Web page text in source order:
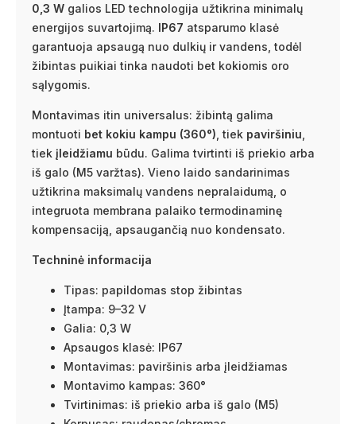
0,3 W galios LED technologija užtikrina minimalų
energijos suvartojimą. IP67 atsparumo klasė
garantuoja apsaugą nuo dulkių ir vandens, todėl
žibintas puikiai tinka naudoti bet kokiomis oro
sąlygomis.
Montavimas itin universalus: žibintą galima
montuoti bet kokiu kampu (360°) , tiek paviršiniu
tiek įleidžiamu būdu. Galima tvirtinti iš priekio arba
iš galo (M5 varžtas). Vieno laido sandarinimas
užtikrina maksimalų vandens nepralaidumą, o
integruota membrana palaiko termodinaminę
kompensaciją, apsaugančią nuo kondensato.
Techninė informacija
Tipas: papildomas stop žibintas
Įtampa: 9–32 V
Galia: 0,3 W
Apsaugos klasė: IP67
Montavimas: paviršinis arba įleidžiamas
Montavimo kampas: 360°
Tvirtinimas: iš priekio arba iš galo (M5)